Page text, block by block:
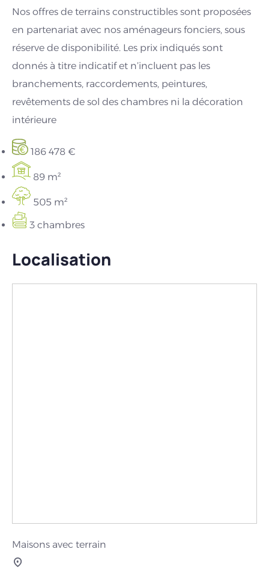
Nos offres de terrains constructibles sont proposées
en partenariat avec nos aménageurs fonciers, sous
réserve de disponibilité. Les prix indiqués sont
donnés à titre indicatif et n’incluent pas les
branchements, raccordements, peintures,
revêtements de sol des chambres ni la décoration
intérieure
186 478 €
89 m²
505 m²
3 chambres
Localisation
Maisons avec terrain